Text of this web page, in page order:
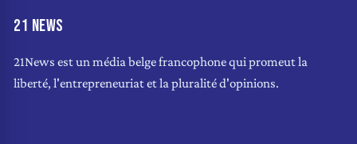
21 NEWS
21News est un média belge francophone qui promeut la
liberté, l'entrepreneuriat et la pluralité d'opinions.